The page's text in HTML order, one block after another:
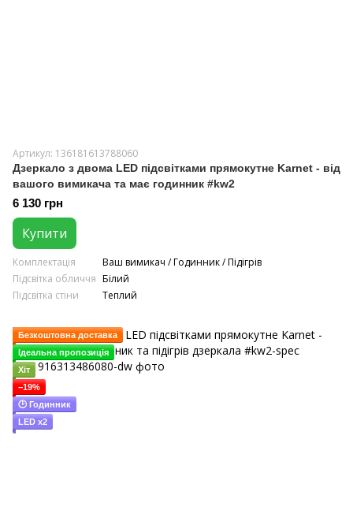
Артикул: 136181613788060
Дзеркало з двома LED підсвітками прямокутне Karnet - від
вашого вимикача та має годинник #kw2
6 130 грн
Купити
Комплектація
Ваш вимикач / Годинник / Підігрів
Підсвітка обличчя Білий
Підсвітка стіни
Теплий
Безкоштовна доставка
Ідеальна пропозиція
Хіт
−19%
🕑 Годинник
LED x2